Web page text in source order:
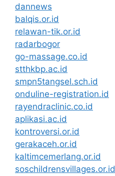
dannews
balqis.or.id
relawan-tik.or.id
radarbogor
go-massage.co.id
stthkbp.ac.id
smpn5tangsel.sch.id
onduline-registration.id
rayendraclinic.co.id
aplikasi.ac.id
kontroversi.or.id
gerakaceh.or.id
kaltimcemerlang.or.id
soschildrensvillages.or.id